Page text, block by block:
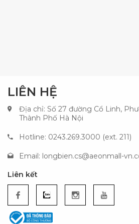
LIÊN HỆ
Địa chỉ: Số 27 đường Cổ Linh,
Thành Phố Hà Nội
Hotline: 0243.269.3000 (ext. 211)
Email: longbien.cs@aeonmall-
Liên kết